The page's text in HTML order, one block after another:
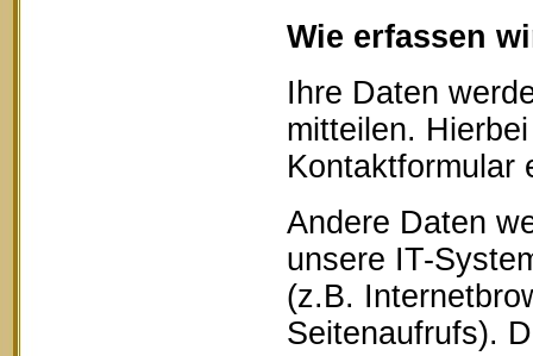
Wie erfassen
Ihre Daten
mitteilen.
Kontaktformular
Andere Daten
unsere IT-
(z.B.
Seitenaufrufs).